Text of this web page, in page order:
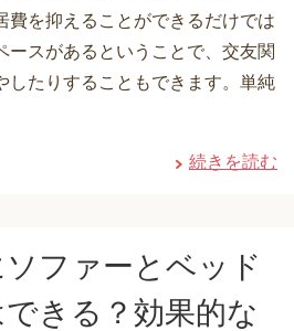
費を抑えることができるだけでは
ースがあるということで、交友関
したりすることもできます。単純
続きを読む
ファーとベッド
きる？効果的な